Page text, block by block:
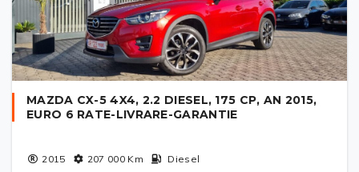
MAZDA CX-5 4X4, 2.2 DIESEL, 175 CP, AN 2015,
EURO 6 RATE-LIVRARE-GARANTIE
2015 207 000Km Diesel